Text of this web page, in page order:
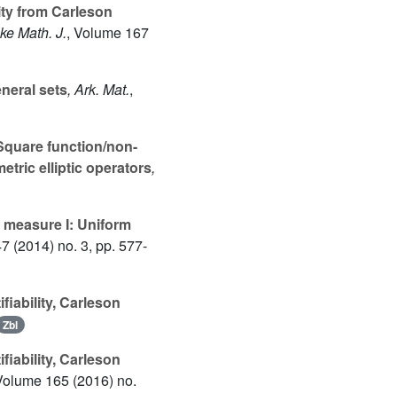
from Carleson
Math. J., Volume 167
sets, Ark. Mat.,
function/non-
elliptic operators,
I: Uniform
(2014) no. 3, pp. 577-
Carleson
Zbl
Carleson
165 (2016) no.